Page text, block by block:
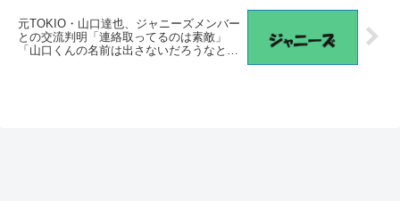
元TOKIO・山口達也、ジャニーズメンバー
との交流判明「連絡取ってるのは素敵」
「山口くんの名前は出さないだろうなと思